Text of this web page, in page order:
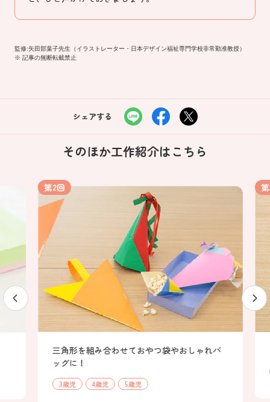
監修:矢田部葉子先生（イラストレーター・日本デザイン福祉専門学校非常勤准教授）
※ 記事の無断転載禁止
シェアする
そのほか工作紹介はこちら
第2回
三角形を組み合わせておやつ袋やおしゃれバ
ッグに！
3歳児 4歳児 5歳児
第